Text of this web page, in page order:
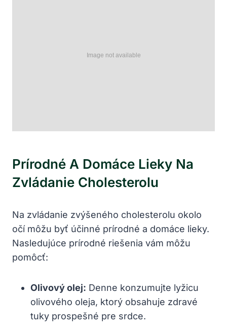
Prírodné A Domáce Lieky Na
Zvládanie Cholesterolu
Na zvládanie zvýšeného cholesterolu okolo
⁤očí môžu byť účinné prírodné a domáce lieky.
Nasledujúce prírodné​ riešenia vám môžu⁢
pomôcť:
Olivový olej: Denne konzumujte lyžicu
olivového oleja, ktorý‍ obsahuje ⁣zdravé
tuky prospešné pre srdce.